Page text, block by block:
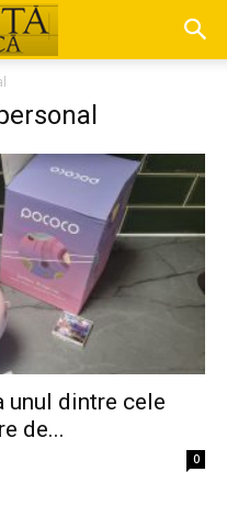
unul dintre cele
de...
0